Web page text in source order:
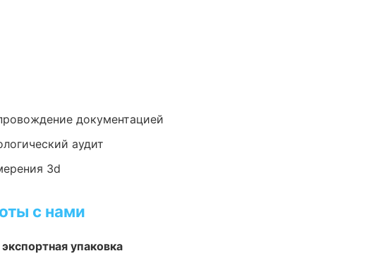
документацией
аудит
3d
с нами
упаковка